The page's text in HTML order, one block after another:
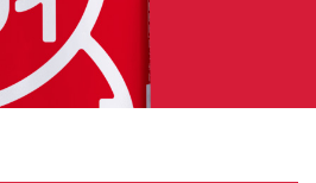
摂取するのがお薦めです